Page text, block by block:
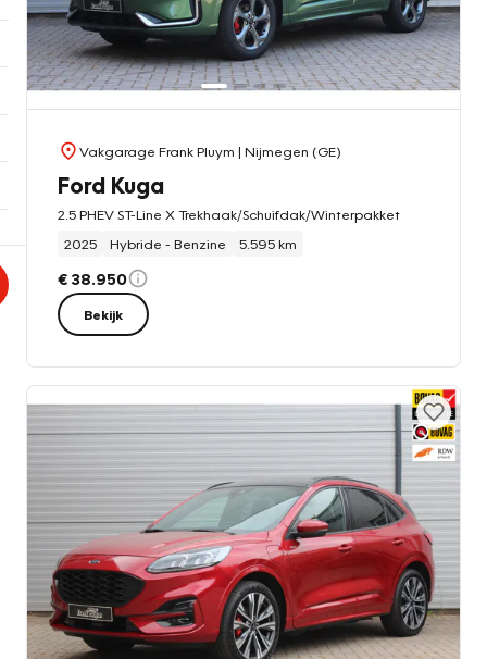
Vakgarage Frank Pluym | Nijmegen (GE)
Ford Kuga
2.5 PHEV ST-Line X Trekhaak/Schuifdak/Winterpakket
2025
Hybride - Benzine 5.595 km
€ 38.950
Bekijk